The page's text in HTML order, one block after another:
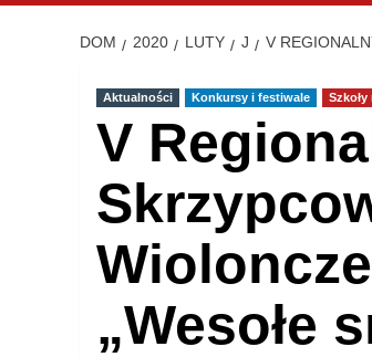
DOM 2020 LUTY J V
Aktualności Konkursy i festiwale
V
„Wesołe